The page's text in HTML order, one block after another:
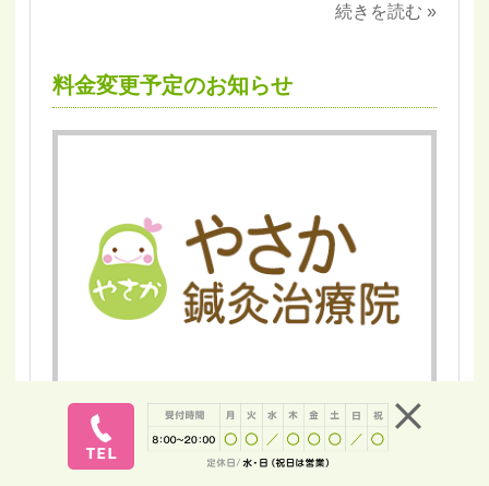
続きを読む »
料金変更予定のお知らせ
2018.07.18 (Wed)